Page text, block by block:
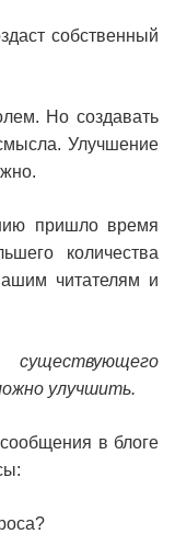
собственный
Но создавать
Улучшение
пришло время
количества
читателям и
улучшить.
в блоге